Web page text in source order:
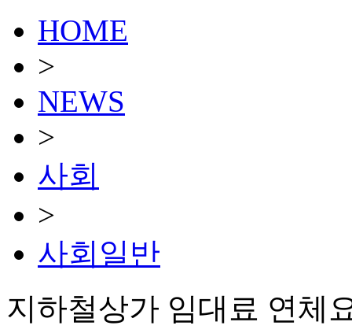
HOME
>
NEWS
>
사회
>
사회일반
지하철상가 임대료 연체